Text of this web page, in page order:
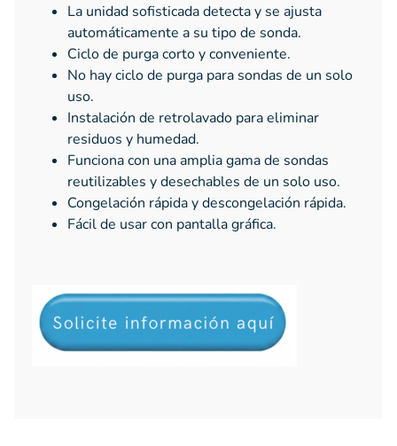
La unidad sofisticada detecta y se ajusta
automáticamente a su tipo de sonda.
Ciclo de purga corto y conveniente.
No hay ciclo de purga para sondas de un solo
uso.
Instalación de retrolavado para eliminar
residuos y humedad.
Funciona con una amplia gama de sondas
reutilizables y desechables de un solo uso.
Congelación rápida y descongelación rápida.
Fácil de usar con pantalla gráfica.